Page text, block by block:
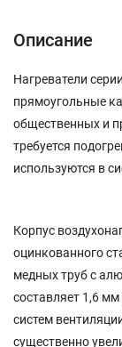
Описание
Нагреватели
прямоугольные
общественных и
требуется
используются в
Корпус
оцинкованного
медных труб с
составляет 1,6
систем
существенно